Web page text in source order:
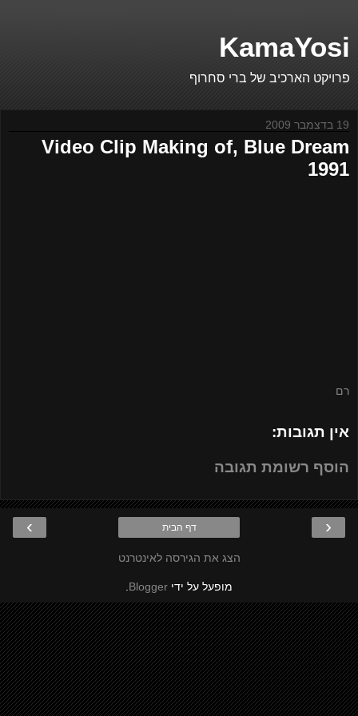
KamaYosi
פרויקט הארכיב של ברי סחרוף
19 בדצמבר 2009
Video Clip Making of, Blue Dream
1991
רם
אין תגובות:
הוסף רשומת תגובה
‹
› דף הבית
הצג את הגירסה לאינטרנט
מופעל על ידי Blogger
.